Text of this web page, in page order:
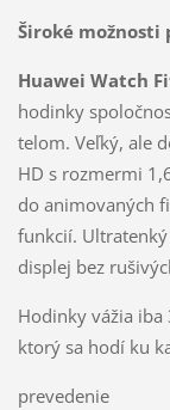
Široké možnosti
Huawei Watch
hodinky
telom. Veľký, ale
HD s rozmermi
do animovaných
funkcií.
displej bez
Hodinky vážia
ktorý sa hodí ku
prevedenie